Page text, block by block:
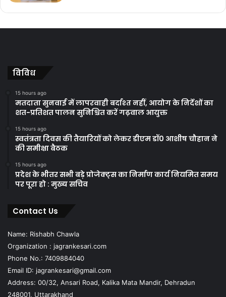
विविध
15 hours ago
मतदाता सुनवाई में लापरवाही बर्दाश्त नहीं, आयोग के निर्देशों का
शत-प्रतिशत पालन सुनिश्चित करें गढ़वाल आयुक्त
15 hours ago
स्वतंत्रता दिवस की तैयारियों को लेकर डीएम डॉ0 आशीष चौहान ने
की समीक्षा बैठक
15 hours ago
प्रदेश के भीतर सभी बड़े प्रोजेक्ट्स का निर्माण कार्य नियमित समय
पर पूरा हो : मुख्य सचिव
Contact Us
Name: Rishabh Chawla
Organization : jagrankesari.com
Phone No.: 7409884040
Email ID: jagrankesari@gmail.com
Address: 00/32, Ansari Road, Kalika Mata Mandir, Dehradun
248001, Uttarakhand